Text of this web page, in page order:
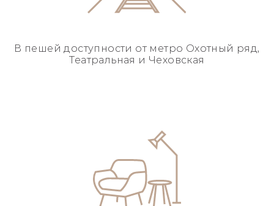
В пешей доступности от метро Охотный ряд,
Театральная и Чеховская